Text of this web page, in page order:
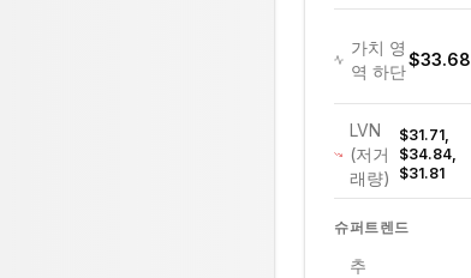
가치 영
역 하단
$33.68
LVN
(저거
래량)
$31.71,
$34.84,
$31.81
슈퍼트렌드
추